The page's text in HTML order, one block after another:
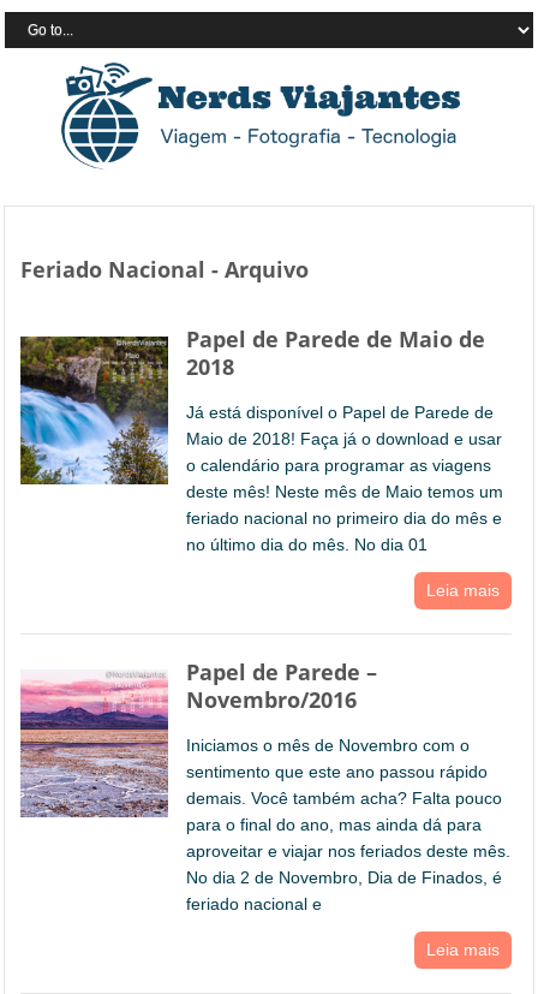
Feriado Nacional - Arquivo
Papel de Parede de Maio de
2018
Já está disponível o Papel de Parede de
Maio de 2018! Faça já o download e usar
o calendário para programar as viagens
deste mês! Neste mês de Maio temos um
feriado nacional no primeiro dia do mês e
no último dia do mês. No dia 01
Leia mais
Papel de Parede –
Novembro/2016
Iniciamos o mês de Novembro com o
sentimento que este ano passou rápido
demais. Você também acha? Falta pouco
para o final do ano, mas ainda dá para
aproveitar e viajar nos feriados deste mês.
No dia 2 de Novembro, Dia de Finados, é
feriado nacional e
Leia mais